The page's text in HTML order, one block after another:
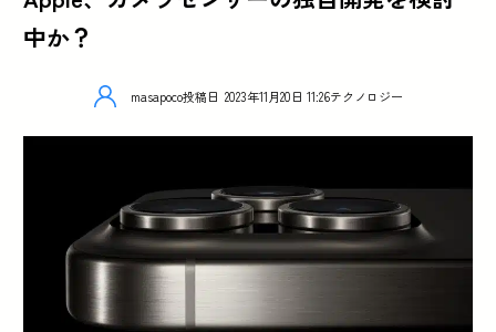
中か？
masapoco投稿日 2023年11月20日 11:26テクノロジー